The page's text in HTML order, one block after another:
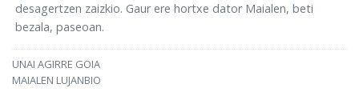
desagertzen zaizkio. Gaur ere hortxe dator Maialen, beti
bezala, paseoan.
UNAI AGIRRE GOIA
MAIALEN LUJANBIO